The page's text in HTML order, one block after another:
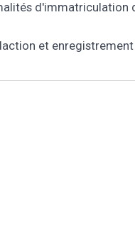
d'immatriculation
et